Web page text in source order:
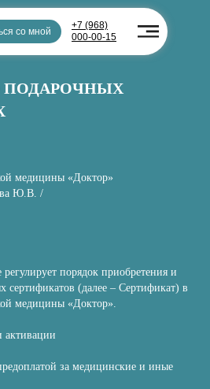
со мной
+7 (968)
000-00-15
медицины «Доктор»
Ю.В. /
порядок приобретения и
сертификатов (далее – Сертификат) в
медицины «Доктор».
активации
за медицинские и иные